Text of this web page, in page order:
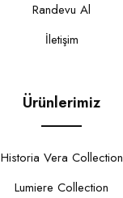
Randevu Al
İletişim
Ürünlerimiz
Historia Vera Collection
Lumiere Collection